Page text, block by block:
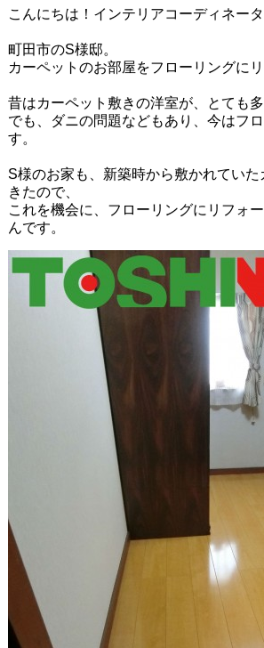
こんにちは！インテリアコーディネータ
町田市のS様邸。
カーペットのお部屋をフローリングに
昔はカーペット敷きの洋室が、とても多
でも、ダニの問題などもあり、今はフ
す。
S様のお家も、新築時から敷かれていた
きたので、
これを機会に、フローリングにリフォ
んです。